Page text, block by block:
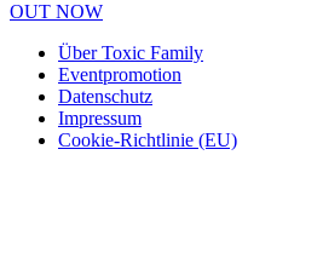
OUT NOW
Über Toxic Family
Eventpromotion
Datenschutz
Impressum
Cookie-Richtlinie (EU)